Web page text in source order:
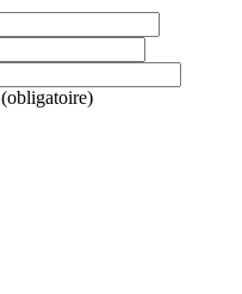
(obligatoire)